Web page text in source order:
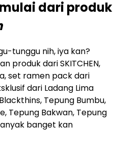
dari produk
tunggu nih, iya kan?
produk dari SKITCHEN,
set ramen pack dari
dari Ladang Lima
Tepung Bumbu,
Tepung Bakwan, Tepung
banget kan